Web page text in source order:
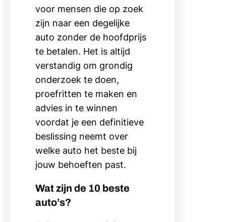
voor mensen die op zoek
zijn naar een degelijke
auto zonder de hoofdprijs
te betalen. Het is altijd
verstandig om grondig
onderzoek te doen,
proefritten te maken en
advies in te winnen
voordat je een definitieve
beslissing neemt over
welke auto het beste bij
jouw behoeften past.
Wat zijn de 10 beste
auto’s?